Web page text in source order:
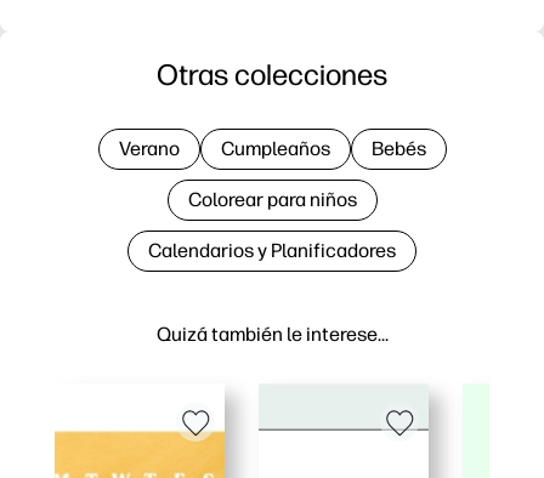
Quizá también le interese…
Otras colecciones
Verano Cumpleaños Bebés
Colorear para niños
Calendarios y Planificadores